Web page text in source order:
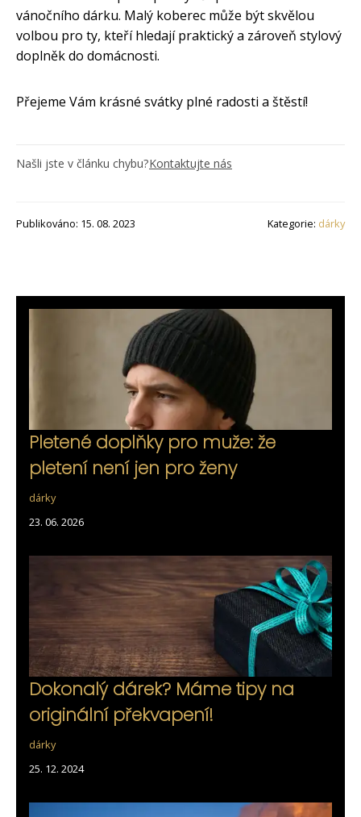
vánočního dárku. Malý koberec může být skvělou
volbou pro ty, kteří hledají praktický a zároveň stylový
doplněk do domácnosti.
Přejeme Vám krásné svátky plné radosti a štěstí!
Našli jste v článku chybu?Kontaktujte nás
Publikováno: 15. 08. 2023 Kategorie: dárky
Pletené doplňky pro muže: že
pletení není jen pro ženy
dárky
23. 06. 2026
Dokonalý dárek? Máme tipy na
originální překvapení!
dárky
25. 12. 2024